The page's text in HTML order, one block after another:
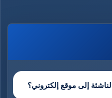
إلى موقع إلكتروني؟